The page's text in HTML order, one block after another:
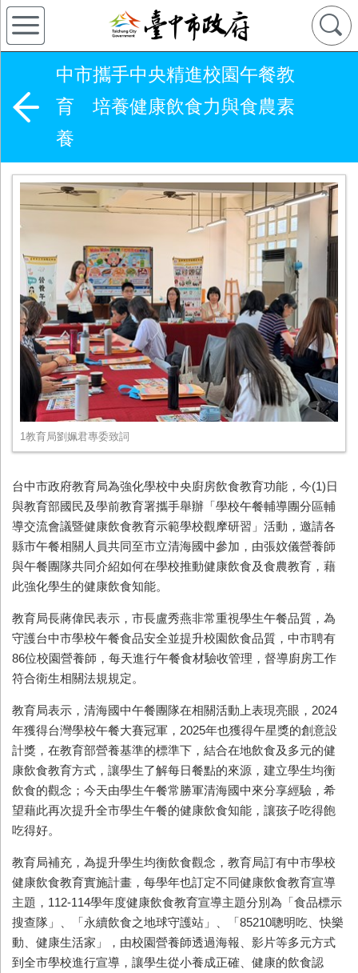
中市攜手中央精進校園午餐教
育 培養健康飲食力與食農素
養
1教育局劉姵君專委致詞
台中市政府教育局為強化學校中央廚房飲食教育功能，今(1)日
與教育部國民及學前教育署攜手舉辦「學校午餐輔導團分區輔
導交流會議暨健康飲食教育示範學校觀摩研習」活動，邀請各
縣市午餐相關人員共同至市立清海國中參加，由張妏儀營養師
與午餐團隊共同介紹如何在學校推動健康飲食及食農教育，藉
此強化學生的健康飲食知能。
教育局長蔣偉民表示，市長盧秀燕非常重視學生午餐品質，為
守護台中市學校午餐食品安全並提升校園飲食品質，中市聘有
86位校園營養師，每天進行午餐食材驗收管理，督導廚房工作
符合衛生相關法規規定。
教育局表示，清海國中午餐團隊在相關活動上表現亮眼，2024
年獲得台灣學校午餐大賽冠軍，2025年也獲得午星獎的創意設
計獎，在教育部營養基準的標準下，結合在地飲食及多元的健
康飲食教育方式，讓學生了解每日餐點的來源，建立學生均衡
飲食的觀念；今天由學生午餐常勝軍清海國中來分享經驗，希
望藉此再次提升全市學生午餐的健康飲食知能，讓孩子吃得飽
吃得好。
教育局補充，為提升學生均衡飲食觀念，教育局訂有中市學校
健康飲食教育實施計畫，每學年也訂定不同健康飲食教育宣導
主題，112-114學年度健康飲食教育宣導主題分別為「食品標示
搜查隊」、「永續飲食之地球守護站」、「85210聰明吃、快樂
動、健康生活家」，由校園營養師透過海報、影片等多元方式
到全市學校進行宣導，讓學生從小養成正確、健康的飲食認